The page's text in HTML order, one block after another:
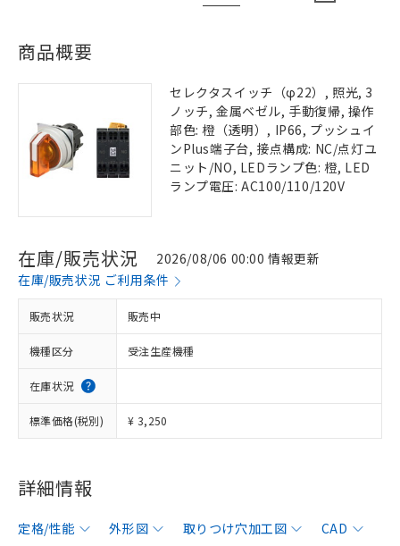
商品概要
セレクタスイッチ（φ22）, 照光, 3
ノッチ, 金属ベゼル, 手動復帰, 操作
部色: 橙（透明）, IP66, プッシュイ
ンPlus端子台, 接点構成: NC/点灯ユ
ニット/NO, LEDランプ色: 橙, LED
ランプ電圧: AC100/110/120V
在庫/販売状況
2026/08/06 00:00 情報更新
在庫/販売状況 ご利用条件
販売状況 販売中
機種区分 受注生産機種
在庫状況
標準価格(税別) ¥ 3,250
詳細情報
定格/性能 外形図 取りつけ穴加工図
CAD